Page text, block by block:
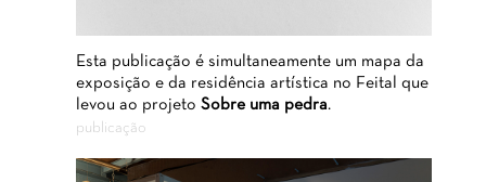
Esta publicação é simultaneamente um mapa da
exposição e da residência artística no Feital que
levou ao projeto Sobre uma pedra.
publicação